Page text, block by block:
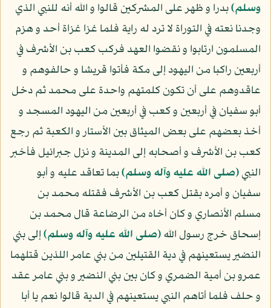
وسلم)بدرا و ظهر على المشركين قالوا و الله أنه للنبي الذي
وجدنا نعته في التوراة لا ترد له راية فلما غزا غزاة أحد و هزم
المسلمون ارتابوا و نقضوا العهد فركب كعب بن الأشرف في
أربعين راكبا من اليهود إلى مكة فأتوا قريشا و حالفوهم و
عاقدوهم على أن تكون كلمتهم واحدة على محمد ثم دخل
أبو سفيان في أربعين و كعب في أربعين من اليهود المسجد و
أخذ بعضهم على بعض الميثاق بين الأستار و الكعبة ثم رجع
كعب بن الأشرف و أصحابه إلى المدينة و نزل جبرائيل فأخبر
النبي(صلى الله عليه وآله وسلم)بما تعاقد عليه و أبو
سفيان و أمره بقتل كعب بن الأشرف فقتله محمد بن
مسلم الأنصاري و كان أخاه من الرضاعة قال محمد بن
إسحاق خرج رسول الله(صلى الله عليه وآله وسلم)إلى بني
النضير يستعينهم في دية القتيلين من بني عامر اللذين قتلهما
عمرو بن أمية الضمري و كان بين بني النضير و بني عامر عقد
و حلف فلما أتاهم النبي يستعينهم في الدية قالوا نعم يا أبا